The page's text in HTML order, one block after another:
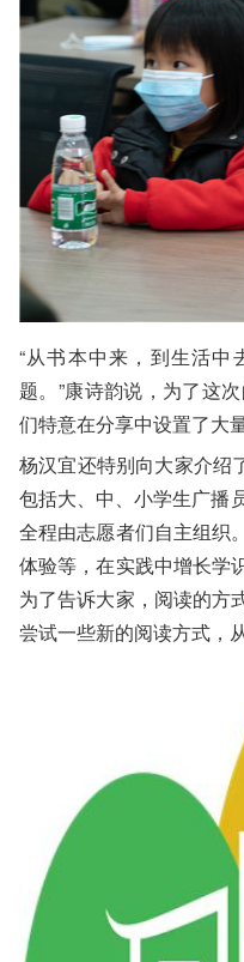
“从书本中来，到生活
题。”康诗韵说，为了这
们特意在分享中设置了大
杨汉宜还特别向大家介绍
包括大、中、小学生广播
全程由志愿者们自主组织
体验等，在实践中增长学
为了告诉大家，阅读的方
尝试一些新的阅读方式，